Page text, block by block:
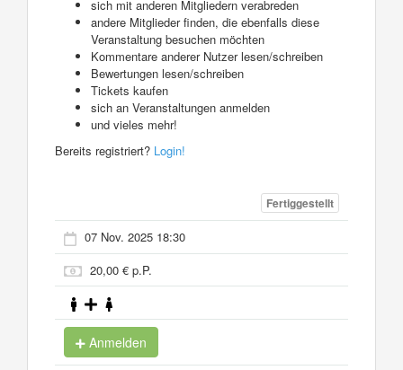
sich mit anderen Mitgliedern verabreden
andere Mitglieder finden, die ebenfalls diese
Veranstaltung besuchen möchten
Kommentare anderer Nutzer lesen/schreiben
Bewertungen lesen/schreiben
Tickets kaufen
sich an Veranstaltungen anmelden
und vieles mehr!
Bereits registriert? Login!
Fertiggestellt
07 Nov. 2025 18:30
20,00 € p.P.
Anmelden